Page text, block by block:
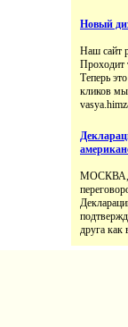
Новый
Наш сайт
Проходит
Теперь
кликов
МОСКВА,
друга как